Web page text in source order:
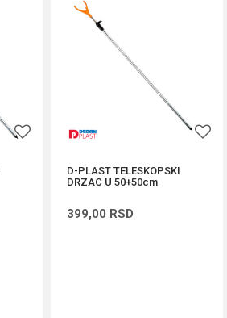
D-PLAST TELESKOPSKI
DRZAC U 50+50cm
399,00 RSD